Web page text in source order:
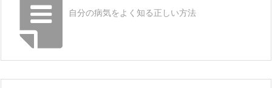
自分の病気をよく知る正しい方法